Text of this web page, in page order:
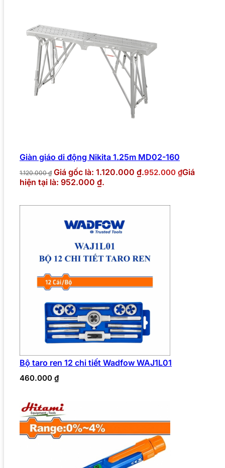
Giàn giáo di động Nikita 1.25m MD02-160
1.120.000₫ Giá gốc là: 1.120.000 ₫.952.000 ₫Giá
hiện tại là: 952.000 ₫.
Bộ taro ren 12 chi tiết Wadfow WAJ1L01
460.000 ₫